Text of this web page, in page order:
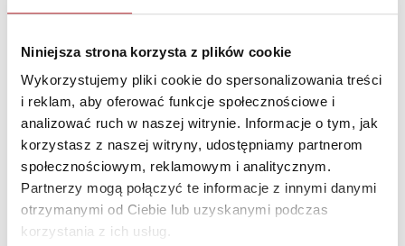
Niniejsza strona korzysta z plików cookie
Wykorzystujemy pliki cookie do spersonalizowania treści
i reklam, aby oferować funkcje społecznościowe i
analizować ruch w naszej witrynie. Informacje o tym, jak
korzystasz z naszej witryny, udostępniamy partnerom
społecznościowym, reklamowym i analitycznym.
Partnerzy mogą połączyć te informacje z innymi danymi
otrzymanymi od Ciebie lub uzyskanymi podczas
korzystania z ich usług.
Świat. Akademia mądrego dziecka. Znajdź, otwórz, zobacz
Opracowanie zbiorowe
Sug. cena det. 44,99zł (brutto)
Zaloguj się, aby kupić
Uczucia.
Kathy Gordon
Sug. cena det. 34,99zł
Zaloguj się, aby kupić
NAJCZĘŚCIEJ KUPOWANE zobacz więcej